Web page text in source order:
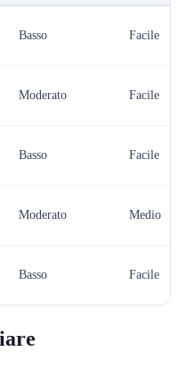
Basso Facile
Moderato Facile
Basso Facile
Moderato Medio
Basso Facile